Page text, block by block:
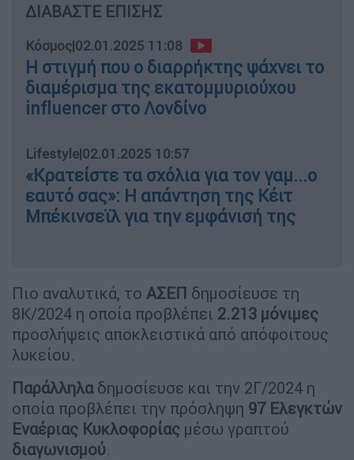
ΔΙΑΒΑΣΤΕ ΕΠΙΣΗΣ
Κόσμος|02.01.2025 11:08
Η στιγμή που ο διαρρήκτης ψάχνει το
διαμέρισμα της εκατομμυριούχου
influencer στο Λονδίνο
Lifestyle|02.01.2025 10:57
«Κρατείστε τα σχόλια για τον γαμ...ο
εαυτό σας»: Η απάντηση της Κέιτ
Μπέκινσεϊλ για την εμφάνισή της
Πιο αναλυτικά, το ΑΣΕΠ δημοσίευσε τη
8Κ/2024 η οποία προβλέπει 2.213 μόνιμες
προσλήψεις αποκλειστικά από απόφοιτους
λυκείου.
Παράλληλαδημοσίευσε και την 2Γ/2024 η
οποία προβλέπει την πρόσληψη 97 Ελεγκτών
Εναέριας Κυκλοφορίας μέσω γραπτού
διαγωνισμού.